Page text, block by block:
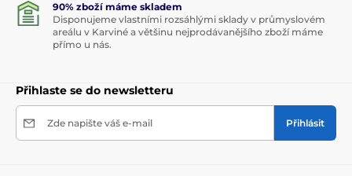
90% zboží máme skladem
Disponujeme vlastními rozsáhlými sklady v průmyslovém
areálu v Karviné a většinu nejprodávanějšího zboží máme
přímo u nás.
Přihlaste se do newsletteru
Zde napište váš e-mail Přihlásit